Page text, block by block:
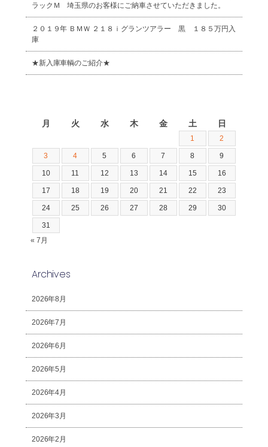
ラックＭ 埼玉県のお客様にご納車させていただきました。
２０１９年 ＢＭＷ ２１８ｉグランツアラー 黒 １８５万円入
庫
★新入庫車輌のご紹介★
月 火 水 木 金 土 日
1 2
3 4 5 6 7 8 9
10 11 12 13 14 15 16
17 18 19 20 21 22 23
24 25 26 27 28 29 30
31
« 7月
Archives
2026年8月
2026年7月
2026年6月
2026年5月
2026年4月
2026年3月
2026年2月